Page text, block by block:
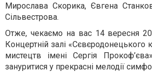
Мирослава Скорика, Євгена
Сільвестрова.
Отже, чекаємо на вас 14 вересня
Концертній залі «Сєвєродонецького
мистецтв імені Сергія
зануритися у прекрасні мелодії